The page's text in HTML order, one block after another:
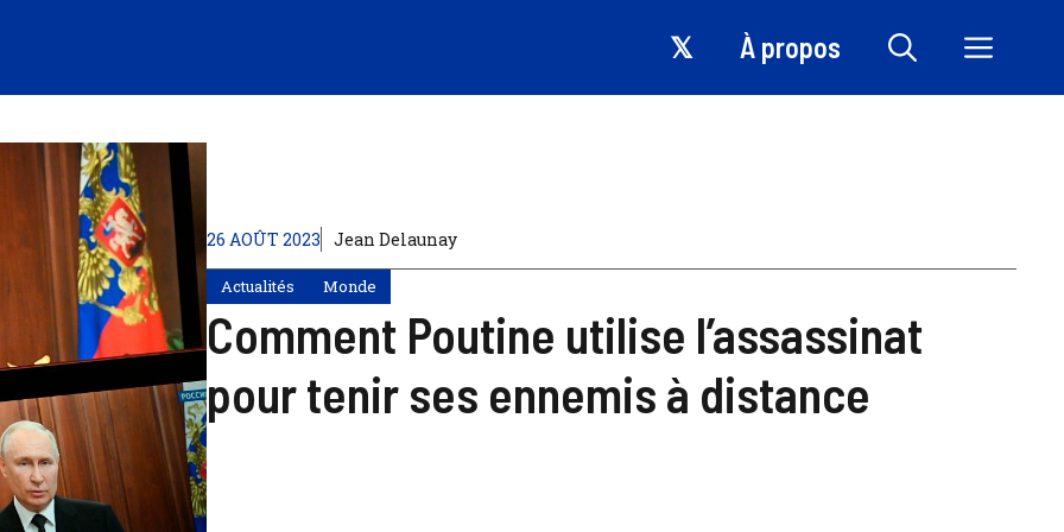
𝕏 À propos
26 AOÛT 2023 Jean Delaunay
Actualités Monde
Comment Poutine utilise l’assassinat
pour tenir ses ennemis à distance